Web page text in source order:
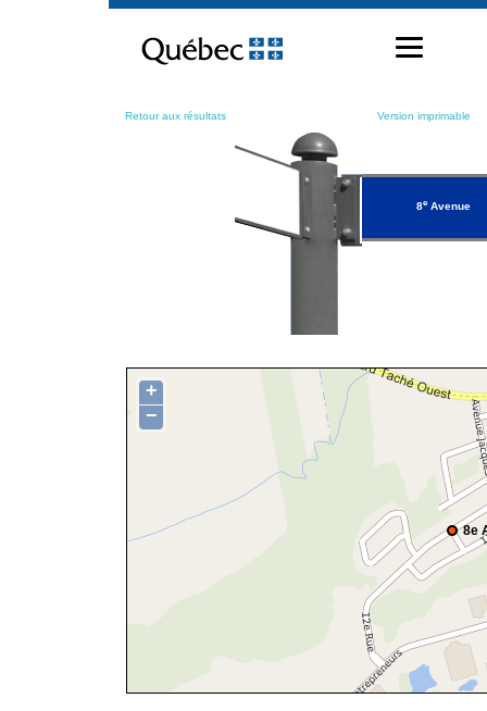
contenu
Retour aux résultats Version imprimable
8eAvenue
8e
+
−